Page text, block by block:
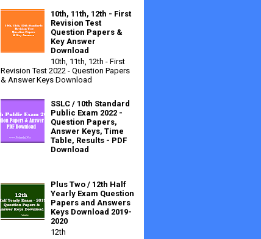
10th, 11th, 12th - First
Revision Test
Question Papers &
Key Answer
Download
10th, 11th, 12th - First
Revision Test 2022 - Question Papers
& Answer Keys Download
SSLC / 10th Standard
Public Exam 2022 -
Question Papers,
Answer Keys, Time
Table, Results - PDF
Download
Plus Two / 12th Half
Yearly Exam Question
Papers and Answers
Keys Download 2019-
2020
12th